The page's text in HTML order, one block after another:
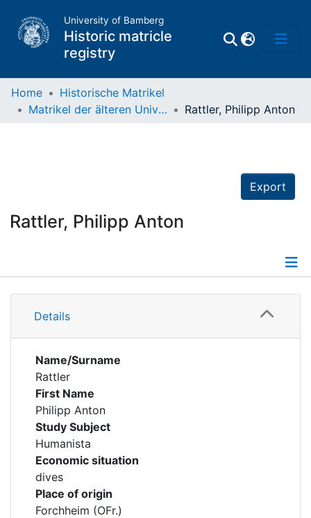
University of Bamberg
Historic matricle
registry
Home
Historische Matrikel
Matrikel der älteren Universität
Rattler, Philipp Anton
Export
Rattler, Philipp Anton
Details
Details
Name/Surname
Rattler
First Name
Philipp Anton
Study Subject
Humanista
Economic situation
dives
Place of origin
Forchheim (OFr.)